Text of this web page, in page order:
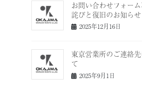
お問い合わせフォー
詫びと復旧のお知らせ
2025年12月16日
東京営業所のご連絡
て
2025年9月1日